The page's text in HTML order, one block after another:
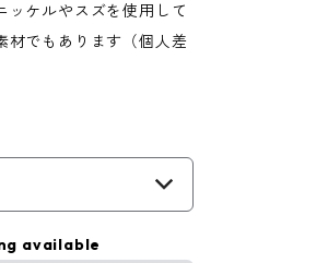
ッケルやスズを使用して
材でもあります（個人差
available